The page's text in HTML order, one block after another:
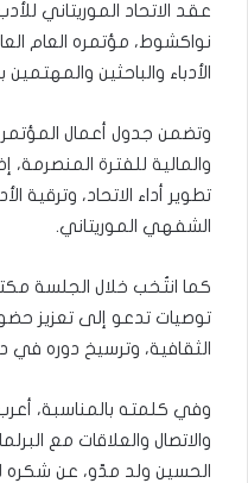
عقد الاتحاد الموريتاني
نواكشوط، مؤتمره العام
الأدباء والباحثين
وتضمن جدول أعمال المؤتمر
والمالية للفترة
تطوير أداء الاتحاد، وترقية
الشفهي الموريتاني.
كما انتُخب خلال الجلسة
توصيات تدعو إلى تعزيز
الثقافية، وترسيخ دوره في
وفي كلمته بالمناسبة،
والاتصال والعلاقات مع
الحسين ولد مدّو، عن شكره